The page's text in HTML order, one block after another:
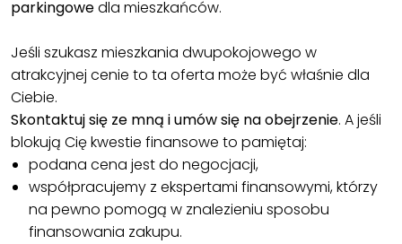
parkingowedla mieszkańców.
Jeśli szukasz mieszkania dwupokojowego w
atrakcyjnej cenie to ta oferta może być właśnie dla
Ciebie.
Skontaktuj się ze mną i umów się na obejrzenie. A jeśli
blokują Cię kwestie finansowe to pamiętaj:
podana cena jest do negocjacji,
współpracujemy z ekspertami finansowymi, którzy
na pewno pomogą w znalezieniu sposobu
finansowania zakupu.